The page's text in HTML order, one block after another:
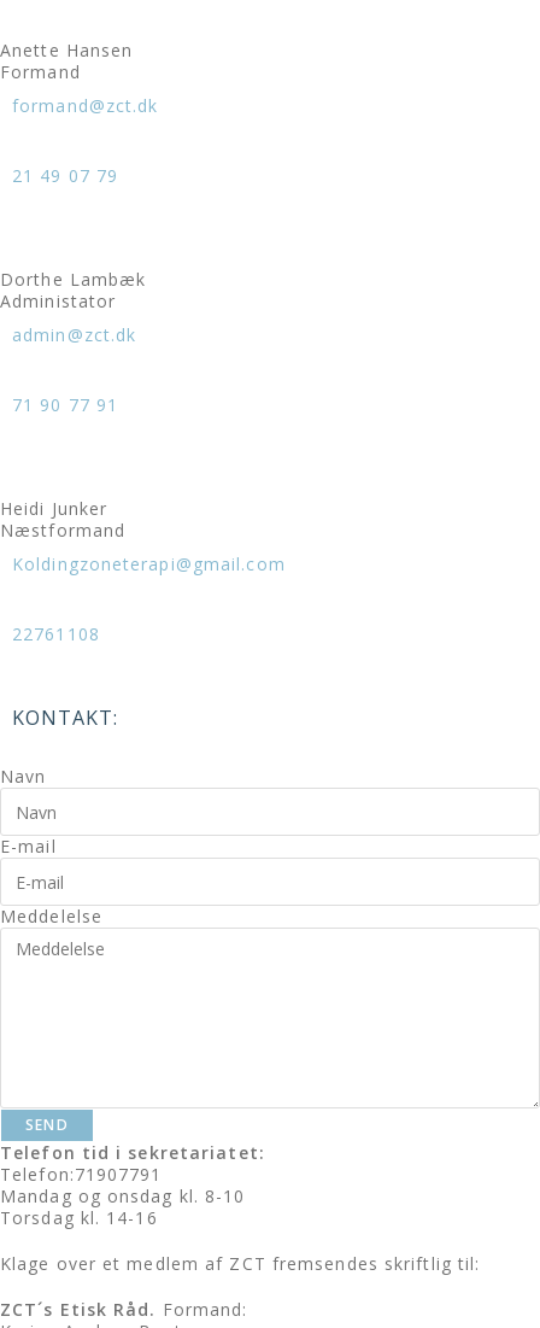
Anette Hansen
Formand
formand@zct.dk
21 49 07 79
Dorthe Lambæk
Administator
admin@zct.dk
71 90 77 91
Heidi Junker
Næstformand
Koldingzoneterapi@gmail.com
22761108
KONTAKT:
Navn
E-mail
Meddelelse
SEND
Telefon tid i sekretariatet:
Telefon:71907791
Mandag og onsdag kl. 8-10
Torsdag kl. 14-16
Klage over et medlem af ZCT fremsendes skriftlig til:
ZCT´s Etisk Råd. Formand: